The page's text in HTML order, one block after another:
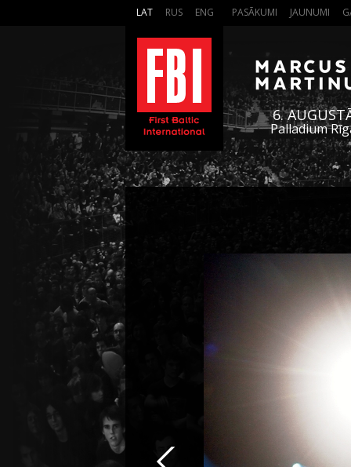
LAT RUS ENG PASĀKUMI JAUNUMI
6.
Palladium